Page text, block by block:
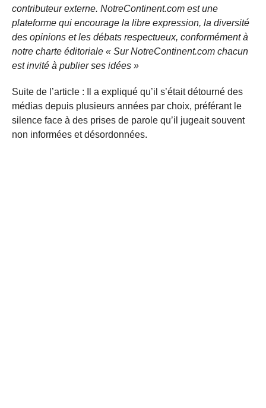
contributeur externe. NotreContinent.com est une
plateforme qui encourage la libre expression, la diversité
des opinions et les débats respectueux, conformément à
notre charte éditoriale « Sur NotreContinent.com chacun
est invité à publier ses idées »
Suite de l’article : Il a expliqué qu’il s’était détourné des
médias depuis plusieurs années par choix, préférant le
silence face à des prises de parole qu’il jugeait souvent
non informées et désordonnées.